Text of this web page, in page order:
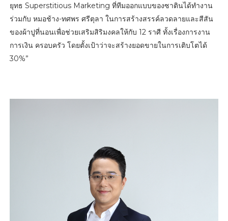
ยุทธ Superstitious Marketing ที่ทีมออกแบบของซาตินได้ทำงาน
ร่วมกับ หมอช้าง-ทศพร ศรีตุลา ในการสร้างสรรค์ลวดลายและสีสัน
ของผ้าปูที่นอนเพื่อช่วยเสริมสิริมงคลให้กับ 12 ราศี ทั้งเรื่องการงาน
การเงิน ครอบครัว โดยตั้งเป้าว่าจะสร้างยอดขายในการเติบโตได้
30%”